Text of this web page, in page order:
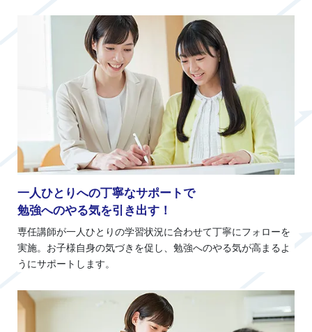
一人ひとりへの丁寧なサポートで
勉強へのやる気を引き出す！
専任講師が一人ひとりの学習状況に合わせて丁寧にフォローを
実施。お子様自身の気づきを促し、勉強へのやる気が高まるよ
うにサポートします。